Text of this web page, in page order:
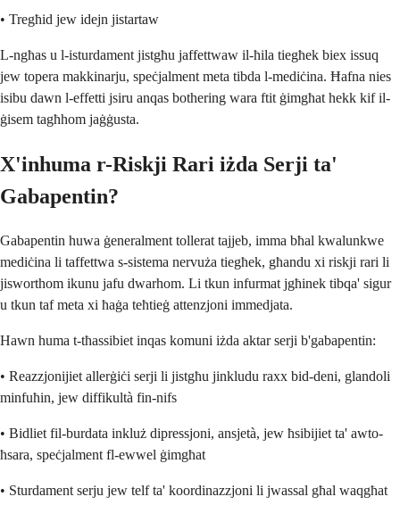
• Tregħid jew idejn jistartaw
L-ngħas u l-isturdament jistgħu jaffettwaw il-ħila tiegħek biex issuq
jew topera makkinarju, speċjalment meta tibda l-mediċina. Ħafna nies
isibu dawn l-effetti jsiru anqas bothering wara ftit ġimgħat hekk kif il-
ġisem tagħhom jaġġusta.
X'inhuma r-Riskji Rari iżda Serji ta'
Gabapentin?
Gabapentin huwa ġeneralment tollerat tajjeb, imma bħal kwalunkwe
mediċina li taffettwa s-sistema nervuża tiegħek, għandu xi riskji rari li
jisworthom ikunu jafu dwarhom. Li tkun infurmat jgħinek tibqa' sigur
u tkun taf meta xi ħaġa teħtieġ attenzjoni immedjata.
Hawn huma t-tħassibiet inqas komuni iżda aktar serji b'gabapentin:
• Reazzjonijiet allerġiċi serji li jistgħu jinkludu raxx bid-deni, glandoli
minfuħin, jew diffikultà fin-nifs
• Bidliet fil-burdata inkluż dipressjoni, ansjetà, jew ħsibijiet ta' awto-
ħsara, speċjalment fl-ewwel ġimgħat
• Sturdament serju jew telf ta' koordinazzjoni li jwassal għal waqgħat